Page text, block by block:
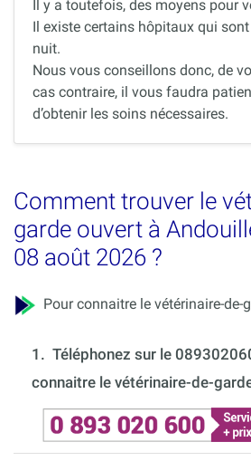
Il y a toutefois, des moyens pour
Il existe certains hôpitaux qui
nuit.
Nous vous conseillons donc, de
cas contraire, il vous faudra
d’obtenir les soins nécessaires.
Comment trouver le
garde ouvert à
08 août 2026 ?
Pour connaitre le vétérinaire-de-
1. Téléphonez sur le
connaitre le vétérinaire-de-